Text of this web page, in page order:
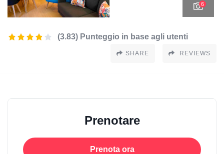
6
(3.83) Punteggio in base agli utenti
SHARE REVIEWS
Prenotare
Prenota ora